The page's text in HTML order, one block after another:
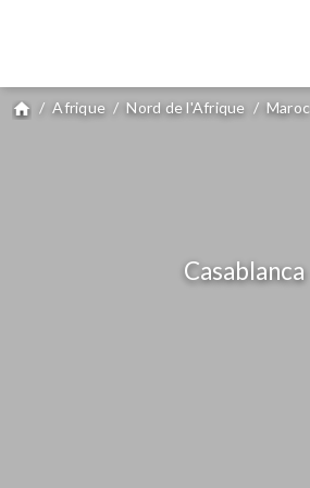
home / Afrique / Nord de l'Afrique / Maroc
Casablanca